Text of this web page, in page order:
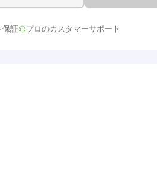
保証 プロのカスタマーサポート